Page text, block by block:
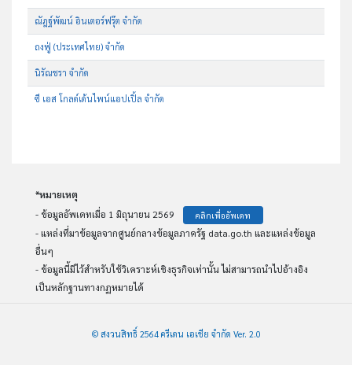
ณัฎฐ์พัฒน์ อินเตอร์ฟรุ๊ต จำกัด
ถงฟู่ (ประเทศไทย) จำกัด
นิรัณชรา จำกัด
ซี เอส โกลด์เด้นไพน์แอปเปิ้ล จำกัด
*หมายเหตุ
- ข้อมูลอัพเดทเมื่อ 1 มิถุนายน 2569
คลิกเพื่ออัพเดท
- แหล่งที่มาข้อมูลจากศูนย์กลางข้อมูลภาครัฐ data.go.th และแหล่งข้อมูล
อื่นๆ
- ข้อมูลนี้มีไว้สำหรับใช้วิเคราะห์เชิงธุรกิจเท่านั้น ไม่สามารถนำไปอ้างอิง
เป็นหลักฐานทางกฏหมายได้
© สงวนสิทธิ์ 2564 ครีเดน เอเชีย จำกัด Ver. 2.0